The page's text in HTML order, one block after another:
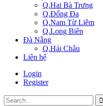
Q.Hai Bà Trưng
Q.Đống Đa
Q.Nam Từ Liêm
Q.Long Biên
Đà Nẵng
Q.Hải Châu
Liên hệ
Login
Register